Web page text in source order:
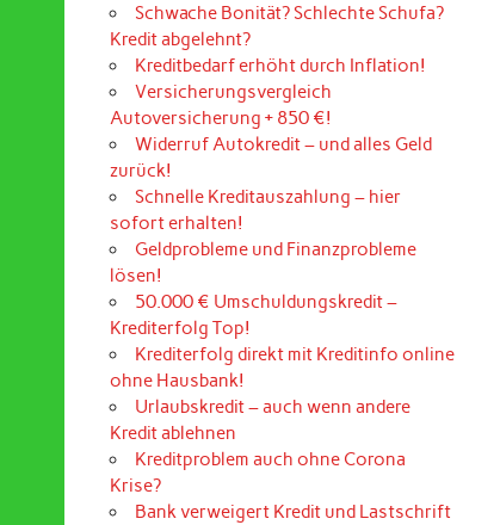
Schwache Bonität? Schlechte Schufa?
Kredit abgelehnt?
Kreditbedarf erhöht durch Inflation!
Versicherungsvergleich
Autoversicherung + 850 €!
Widerruf Autokredit – und alles Geld
zurück!
Schnelle Kreditauszahlung – hier
sofort erhalten!
Geldprobleme und Finanzprobleme
lösen!
50.000 € Umschuldungskredit –
Krediterfolg Top!
Krediterfolg direkt mit Kreditinfo online
ohne Hausbank!
Urlaubskredit – auch wenn andere
Kredit ablehnen
Kreditproblem auch ohne Corona
Krise?
Bank verweigert Kredit und Lastschrift